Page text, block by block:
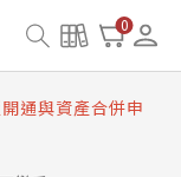
0
與書櫃開通申請
通與資產合併申